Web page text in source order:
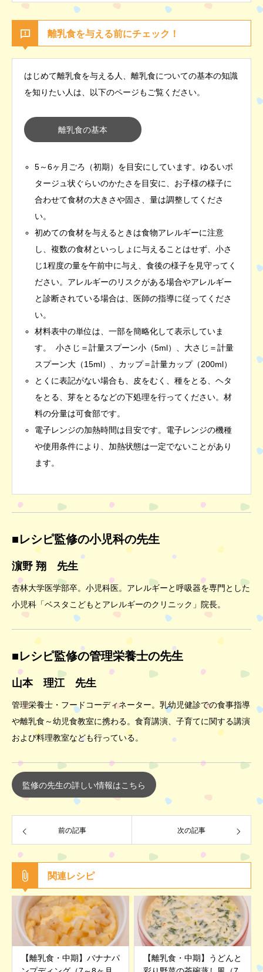
離乳食を与える前にチェック！
はじめて離乳食を与える人、離乳食についての基本の知識
を知りたい人は、以下のページもご覧ください。
離乳食の基本
5～6ヶ月ごろ（初期）を目安にしています。ゆるいポ
タージュ状ぐらいのかたさを目安に、お子様の様子に
合わせて食材の大きさや固さ、量は調整してくださ
い。
初めての食材を与えるときは食物アレルギーに注意
し、複数の食材といっしょに与えることはせず、小さ
じ1程度の量を午前中に与え、食後の様子を見守ってく
ださい。アレルギーのリスクがある場合やアレルギー
と診断されている場合は、医師の指導に従ってくださ
い。
材料表中の単位は、一部を簡略化して表示していま
す。 小さじ＝計量スプーン小（5ml）、大さじ＝計量
スプーン大（15ml）、カップ＝計量カップ（200ml）
とくに表記がない場合も、皮をむく、種をとる、ヘタ
をとる、芽をとるなどの下処理を行ってください。材
料の分量は可食部です。
電子レンジの加熱時間は目安です。電子レンジの機種
や使用条件により、加熱状態は一定でないことがあり
ます。
■レシピ監修の小児科の先生
濵野 翔 先生
杏林大学医学部卒。小児科医。アレルギーと呼吸器を専門とした
小児科「ベスタこどもとアレルギーのクリニック」院長。
■レシピ監修の管理栄養士の先生
山本 理江 先生
管理栄養士・フードコーディネーター。乳幼児健診での食事指導
や離乳食～幼児食教室に携わる。食育講演、子育てに関する講演
および料理教室なども行っている。
監修の先生の詳しい情報はこちら
前の記事 次の記事
関連レシピ
【離乳食・中期】バナナパ
【離乳食・中期】うどんと